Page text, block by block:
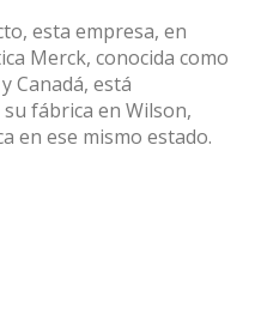
esta empresa, en
Merck, conocida como
Canadá, está
fábrica en Wilson,
en ese mismo estado.